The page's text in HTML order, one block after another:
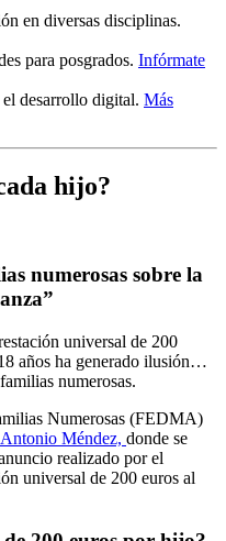
en diversas disciplinas.
para posgrados. Infórmate
desarrollo digital. Más
hijo?
numerosas sobre la
universal de 200
años ha generado ilusión…
numerosas.
Numerosas (FEDMA)
Méndez, donde se
realizado por el
universal de 200 euros al